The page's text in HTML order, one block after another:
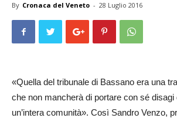
By Cronaca del Veneto - 28 Luglio 2016
«Quella del tribunale di Bassano era una
che non mancherà di portare con sé
un’intera comunità». Così Sandro Venzo,